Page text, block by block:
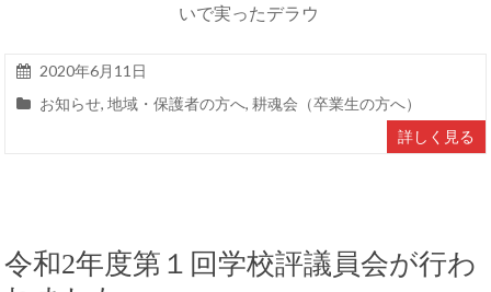
いで実ったデラウ
2020年6月11日
お知らせ,地域・保護者の方へ,耕魂会（卒業生の方へ）
詳しく見る
令和2年度第１回学校評議員会が行わ